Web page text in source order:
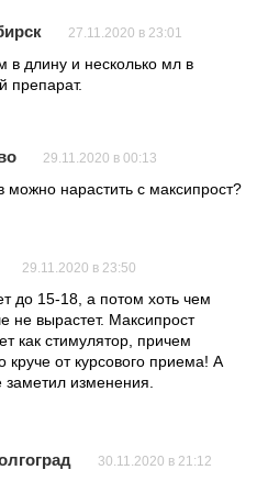
27.11.2020 в 23:01
в длину и несколько мл в
препарат.
29.11.2020 в 00:13
можно нарастить с максипрост?
29.11.2020 в 23:50
до 15-18, а потом хоть чем
не вырастет. Максипрост
как стимулятор, причем
от курсового приема! А
изменения.
30.11.2020 в 21:12